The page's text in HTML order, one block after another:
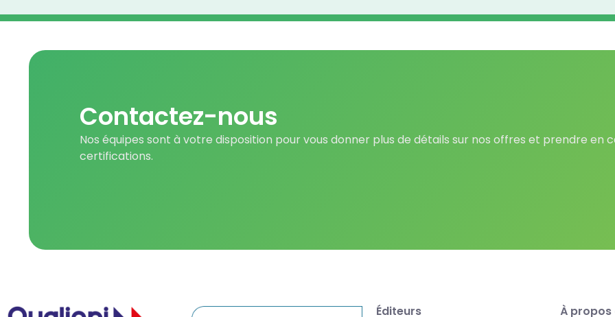
Contactez-nous
Nos équipes sont à votre disposition pour vous donner plus de détails sur nos offres et prendre en
certifications.
Éditeurs À propos